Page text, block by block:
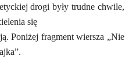
drogi były trudne chwile,
się
Poniżej fragment wiersza „Nie